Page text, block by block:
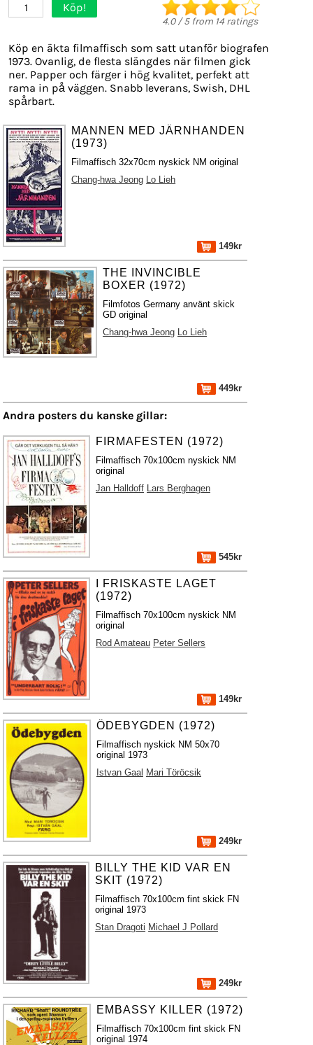
1 Köp!
4.0/5from 14 ratings
Köp en äkta filmaffisch som satt utanför biografen
1973. Ovanlig, de flesta slängdes när filmen gick
ner. Papper och färger i hög kvalitet, perfekt att
rama in på väggen. Snabb leverans, Swish, DHL
spårbart.
MANNEN MED JÄRNHANDEN
(1973)
Filmaffisch 32x70cm nyskick NM original
Chang-hwa Jeong Lo Lieh
149kr
THE INVINCIBLE
BOXER (1972)
Filmfotos Germany använt skick
GD original
Chang-hwa Jeong Lo Lieh
449kr
Andra posters du kanske gillar:
FIRMAFESTEN (1972)
Filmaffisch 70x100cm nyskick NM
original
Jan Halldoff Lars Berghagen
545kr
I FRISKASTE LAGET
(1972)
Filmaffisch 70x100cm nyskick NM
original
Rod Amateau Peter Sellers
149kr
ÖDEBYGDEN (1972)
Filmaffisch nyskick NM 50x70
original 1973
Istvan Gaal Mari Töröcsik
249kr
BILLY THE KID VAR EN
SKIT (1972)
Filmaffisch 70x100cm fint skick FN
original 1973
Stan Dragoti Michael J Pollard
249kr
EMBASSY KILLER (1972)
Filmaffisch 70x100cm fint skick FN
original 1974